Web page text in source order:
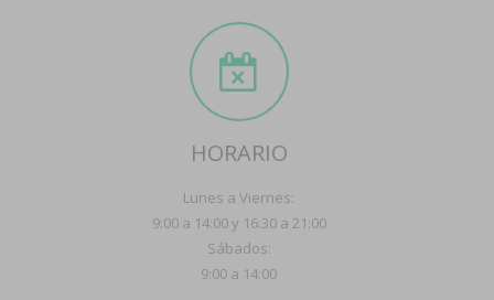
HORARIO
Lunes a Viernes:
9:00 a 14:00 y 16:30 a 21:00
Sábados:
9:00 a 14:00